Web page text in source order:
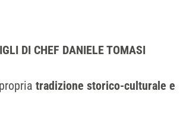
DI CHEF DANIELE TOMASI
tradizione storico-culturale e